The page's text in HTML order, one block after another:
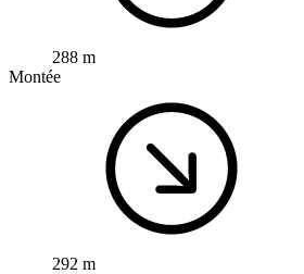
288 m
Montée
292 m